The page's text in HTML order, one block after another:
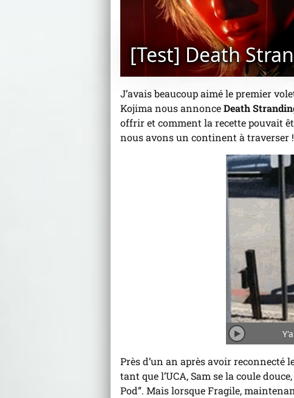
[Test] Death
J’avais beaucoup aimé le premier
Kojima nous annonceDeath
offrir et comment la recette pouvait
nous avons un continent à traverser !
Jouer/
Près d’un an après avoir reconnecté
tant que l’UCA, Sam se la coule
Pod”. Mais lorsque Fragile,